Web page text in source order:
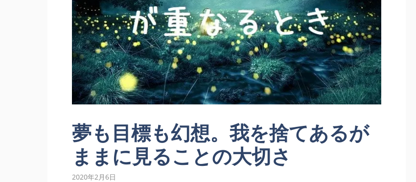
夢も目標も幻想。我を捨てあるが
ままに見ることの大切さ
2020年2月6日